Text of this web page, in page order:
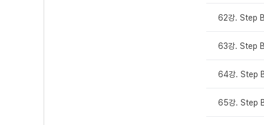
62강. Step
63강. Step
64강. Step
65강. Step